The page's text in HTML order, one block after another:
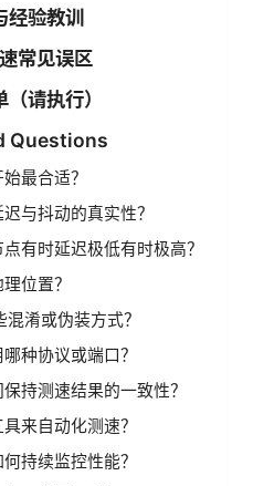
经验教训
常见误区
请执行）
Questions
最合适？
与抖动的真实性？
有时延迟极低有时极高？
位置？
淆或伪装方式？
种协议或端口？
持测速结果的一致性？
来自动化测速？
持续监控性能？